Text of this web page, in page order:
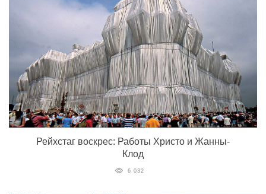
Рейхстаг воскрес: Работы Христо и Жанны-
Клод
6 032